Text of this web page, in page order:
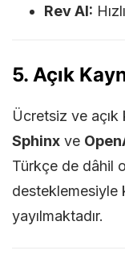
Rev AI:
5. Açık
Ücretsiz ve açık
Sphinx ve
Türkçe de dâhil
desteklemesiyle
yayılmaktadır.